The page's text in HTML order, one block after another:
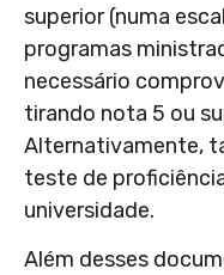
superior (numa
programas
necessário
tirando nota 5 ou
Alternativamente,
teste de
universidade.
Além desses